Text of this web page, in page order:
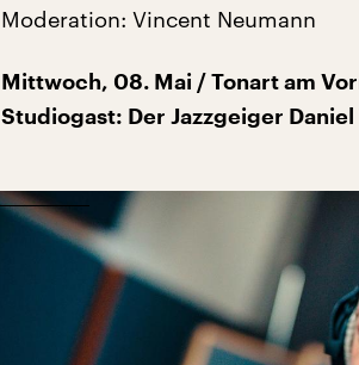
Moderation: Vincent Neumann
Mittwoch, 08. Mai / Tonart am
Studiogast: Der Jazzgeiger